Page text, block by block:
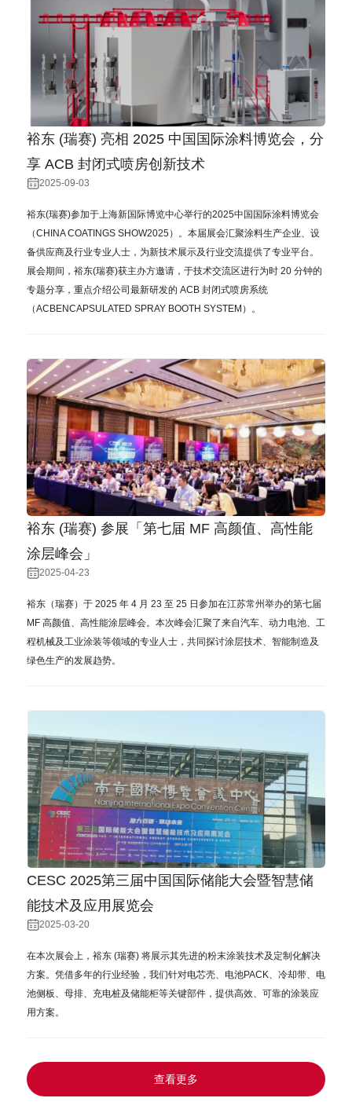
裕东 (瑞赛) 亮相 2025 中国国际涂料博览会，分
享 ACB 封闭式喷房创新技术
2025-09-03
裕东(瑞赛)参加于上海新国际博览中⼼举⾏的2025中国国际涂料博览会
（CHINA COATINGS SHOW2025）。本届展会汇聚涂料⽣产企业、设
备供应商及⾏业专业⼈⼠，为新技术展⽰及⾏业交流提供了专业平台。
展会期间，裕东(瑞赛)获主办⽅邀请，于技术交流区进⾏为时 20 分钟的
专题分享，重点介绍公司最新研发的 ACB 封闭式喷房系统
（ACBENCAPSULATED SPRAY BOOTH SYSTEM）。
裕东 (瑞赛) 参展「第七届 MF 高颜值、高性能
涂层峰会」
2025-04-23
裕东（瑞赛）于 2025 年 4 ⽉ 23 ⾄ 25 ⽇参加在江苏常州举办的第七届
MF ⾼颜值、⾼性能涂层峰会。本次峰会汇聚了来⾃汽⻋、动⼒电池、⼯
程机械及⼯业涂装等领域的专业⼈⼠，共同探讨涂层技术、智能制造及
绿⾊⽣产的发展趋势。
CESC 2025第三届中国国际储能大会暨智慧储
能技术及应用展览会
2025-03-20
在本次展会上，裕东 (瑞赛) 将展⽰其先进的粉末涂装技术及定制化解决
⽅案。凭借多年的⾏业经验，我们针对电芯壳、电池PACK、冷却带、电
池侧板、⺟排、充电桩及储能柜等关键部件，提供⾼效、可靠的涂装应
⽤⽅案。
查看更多